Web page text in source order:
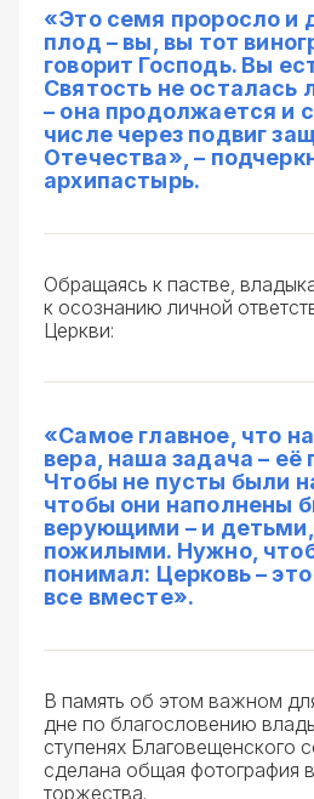
«Это семя проросло и
плод – вы, вы тот
говорит Господь. Вы
Святость не осталась
– она продолжается и
числе через подвиг
Отечества», –
архипастырь.
Обращаясь к пастве,
к осознанию личной
Церкви:
«Самое главное, что
вера, наша задача –
Чтобы не пусты были
чтобы они наполнены
верующими – и
пожилыми. Нужно,
понимал: Церковь –
все вместе».
В память об этом важном
дне по благословению
ступенях Благовещенского
сделана общая фотография
торжества.